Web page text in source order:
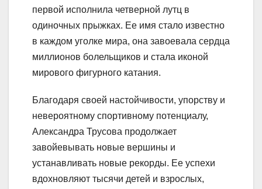
первой исполнила четверной лутц в
одиночных прыжках. Ее имя стало известно
в каждом уголке мира, она завоевала сердца
миллионов болельщиков и стала иконой
мирового фигурного катания.
Благодаря своей настойчивости, упорству и
невероятному спортивному потенциалу,
Александра Трусова продолжает
завойевывать новые вершины и
устанавливать новые рекорды. Ее успехи
вдохновляют тысячи детей и взрослых,